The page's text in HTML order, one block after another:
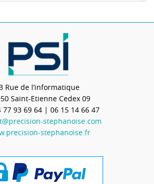
Rue de l’informatique
Saint-Etienne Cedex 09
77 93 69 64| 06 15 14 66 47
stephanoise.com
stephanoise.fr